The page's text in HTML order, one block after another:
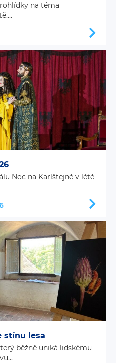
na téma
Noc na Karlštejně v létě
stínu lesa
běžně uniká lidskému